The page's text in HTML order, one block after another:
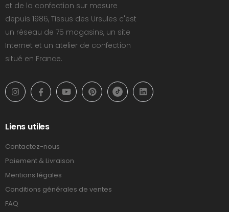
et de la confection sur mesure
depuis 1986, Tissus des Ursules c'est
un réseau de 75 magasins, un site
Internet et un atelier de confection
situé en France.
Liens utiles
Contactez-nous
Paiement & Livraison
Mentions légales
Conditions générales de ventes
FAQ